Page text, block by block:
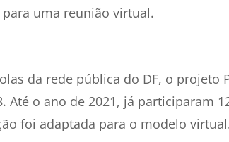
uma reunião virtual.
da rede pública do DF, o projeto
Até o ano de 2021, já participaram
foi adaptada para o modelo